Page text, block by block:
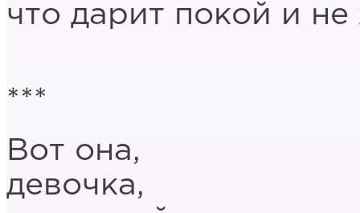
что дарит покой и
***
Вот она,
девочка,